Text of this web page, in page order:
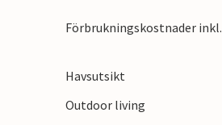
Förbrukningskostnader inkl.
Havsutsikt
Outdoor living